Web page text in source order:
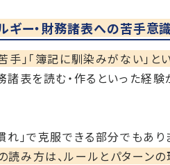
ギー・財務諸表への苦手意
手」「簿記に馴染みがない」
諸表を読む・作るといった経
れ」で克服できる部分でもあり
読み方は、ルールとパターン